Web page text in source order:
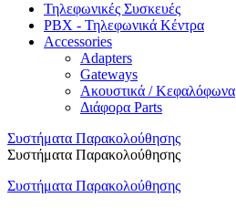
Τηλεφωνικές Συσκευές
PBX - Τηλεφωνικά Κέντρα
Accessories
Adapters
Gateways
Ακουστικά / Κεφαλόφωνα
Διάφορα Parts
Συστήματα Παρακολούθησης
Συστήματα Παρακολούθησης
Συστήματα Παρακολούθησης